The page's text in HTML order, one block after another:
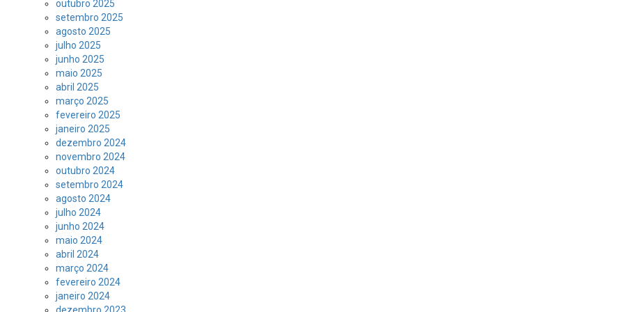
outubro 2025
setembro 2025
agosto 2025
julho 2025
junho 2025
maio 2025
abril 2025
março 2025
fevereiro 2025
janeiro 2025
dezembro 2024
novembro 2024
outubro 2024
setembro 2024
agosto 2024
julho 2024
junho 2024
maio 2024
abril 2024
março 2024
fevereiro 2024
janeiro 2024